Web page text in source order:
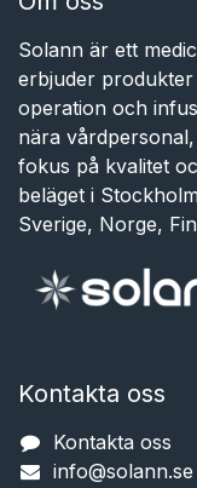
Solann är ett
erbjuder
operation och
nära
fokus på kvalitet
beläget i
Sverige, Norge,
Kontakta oss
Kontakta oss
info@solann.se​​​​​​